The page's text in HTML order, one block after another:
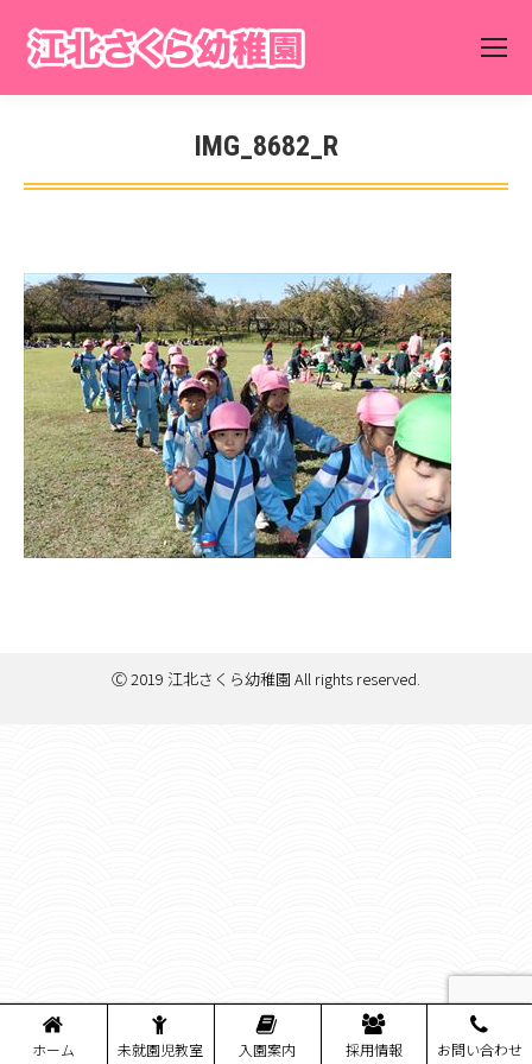
IMG_8682_R
You are here:
Ⓒ 2019 江北さくら幼稚園 All rights reserved.
ホーム 未就園児教室 入園案内 採用情報 お問い合わせ